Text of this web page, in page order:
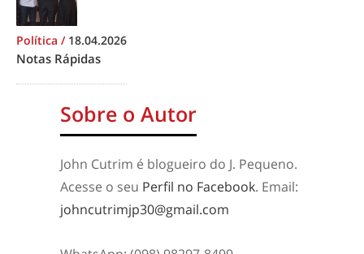
Política / 18.04.2026
Notas Rápidas
Sobre o Autor
John Cutrim é blogueiro do J. Pequeno.
Acesse o seu Perfil no Facebook. Email:
johncutrimjp30@gmail.com